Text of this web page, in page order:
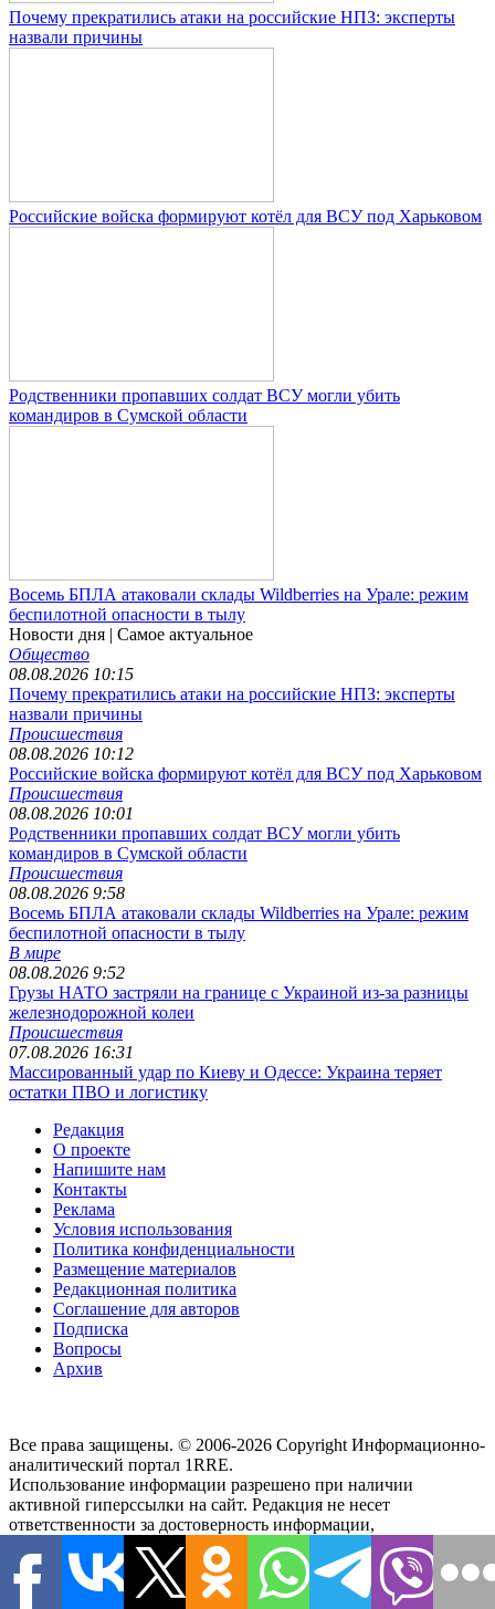
Почему прекратились атаки на российские НПЗ: эксперты
назвали причины
Российские войска формируют котёл для ВСУ под Харьковом
Родственники пропавших солдат ВСУ могли убить
командиров в Сумской области
Восемь БПЛА атаковали склады Wildberries на Урале: режим
беспилотной опасности в тылу
Новости дня | Самое актуальное
Общество
08.08.2026 10:15
Почему прекратились атаки на российские НПЗ: эксперты
назвали причины
Происшествия
08.08.2026 10:12
Российские войска формируют котёл для ВСУ под Харьковом
Происшествия
08.08.2026 10:01
Родственники пропавших солдат ВСУ могли убить
командиров в Сумской области
Происшествия
08.08.2026 9:58
Восемь БПЛА атаковали склады Wildberries на Урале: режим
беспилотной опасности в тылу
В мире
08.08.2026 9:52
Грузы НАТО застряли на границе с Украиной из-за разницы
железнодорожной колеи
Происшествия
07.08.2026 16:31
Массированный удар по Киеву и Одессе: Украина теряет
остатки ПВО и логистику
Редакция
О проекте
Напишите нам
Контакты
Реклама
Условия использования
Политика конфиденциальности
Размещение материалов
Редакционная политика
Соглашение для авторов
Подписка
Вопросы
Архив
Все права защищены. © 2006-2026 Copyright Информационно-
аналитический портал 1RRE.
Использование информации разрешено при наличии
активной гиперссылки на сайт. Редакция не несет
ответственности за достоверность информации,
содержащейся в рекламных объявлениях, за мнения,
высказанные в комментариях читателей, за новости партнеров
и внешние источники. Редакция не предоставляет справочной